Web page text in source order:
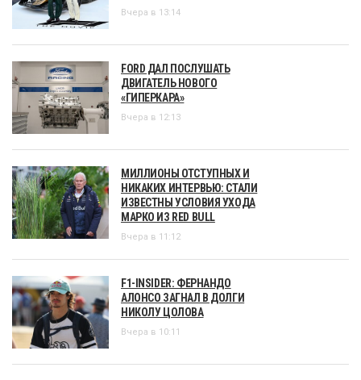
Вчера в 13:14
FORD ДАЛ ПОСЛУШАТЬ
ДВИГАТЕЛЬ НОВОГО
«ГИПЕРКАРА»
Вчера в 12:13
МИЛЛИОНЫ ОТСТУПНЫХ И
НИКАКИХ ИНТЕРВЬЮ: СТАЛИ
ИЗВЕСТНЫ УСЛОВИЯ УХОДА
МАРКО ИЗ RED BULL
Вчера в 11:12
F1-INSIDER: ФЕРНАНДО
АЛОНСО ЗАГНАЛ В ДОЛГИ
НИКОЛУ ЦОЛОВА
Вчера в 10:11